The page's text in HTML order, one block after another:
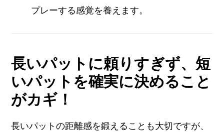
プレーする感覚を養えます。
長いパットに頼りすぎず、短
いパットを確実に決めること
がカギ！
長いパットの距離感を鍛えることも大切ですが、